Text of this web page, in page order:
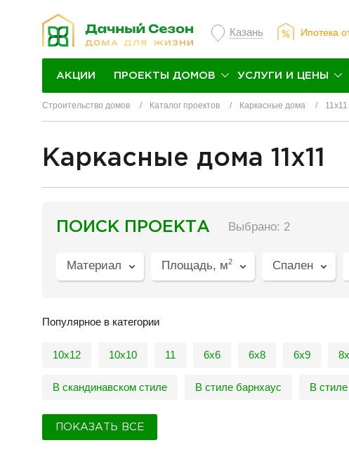
Казань Ипотека
АКЦИИ ПРОЕКТЫ ДОМОВ УСЛУГИ И ЦЕНЫ
Строительство домов Каталог проектов Каркасные дома 11х11
Каркасные дома 11х11
ПОИСК ПРОЕКТА Выбрано: 2
Материал Площадь, м2 Спален
Популярное в категории
10x12 10х10 11 6x6 6х8 6х9
В скандинавском стиле В стиле барнхаус В
ПОКАЗАТЬ ВСЕ